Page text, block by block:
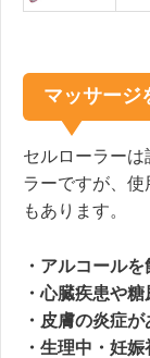
マッサージ
セルローラー
ラーですが、
もあります。
・アルコール
・心臓疾患や
・皮膚の炎症
・生理中・妊娠